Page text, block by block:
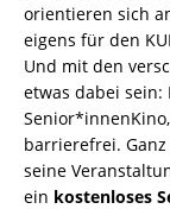
orientieren sich
eigens für den
Und mit den
etwas dabei sein:
barrierefrei. Ganz
seine
ein kostenloses